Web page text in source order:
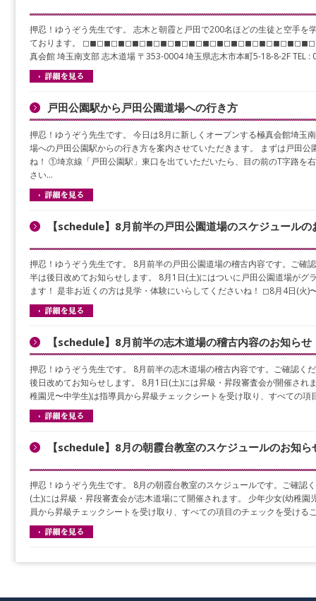
押忍！ゆうぞう先生です。 志木と朝霞と戸田で200名ほどの生徒と空手を
ております。
真会館 埼玉南支部 志木道場 〒353-0004 埼玉県志木市本町5-18-8-2F TEL :
戸田公園駅から戸田公園道場への行き方
押忍！ゆうぞう先生です。 今日は8月に新しくオープンする極真会館埼玉
場への戸田公園駅からの行き方を案内させていただきます。 まずは戸田公
ね！ ①埼京線「戸田公園駅」東口を出ていただいたら、目の前のT字路を
さい…
【schedule】8月前半の戸田公園道場のスケジュールの
押忍！ゆうぞう先生です。 8月前半の戸田公園道場の稽古内容です。ご確
半は後日改めてお知らせします。 8月1日(土)にはついに戸田公園道場がグ
ます！ 是非お近くの方は見学・体験にいらしてくださいね！ ◻︎8月4日(
【schedule】8月前半の志木道場の稽古内容のお知らせ
押忍！ゆうぞう先生です。 8月前半の志木道場の稽古内容です。ご確認く
後日改めてお知らせします。 8月1日(土)には昇級・昇段審査会が開催され
稚園児〜中学生)は指導員から昇級チェックシートを受け取り、すべての項
【schedule】8月の朝霞台教室のスケジュールのお知ら
押忍！ゆうぞう先生です。 8月の朝霞台教室のスケジュールです。ご確認
(土)には昇級・昇段審査会が志木道場にて開催されます。 少年少女(幼稚園
員から昇級チェックシートを受け取り、すべての項目のチェックを受ける